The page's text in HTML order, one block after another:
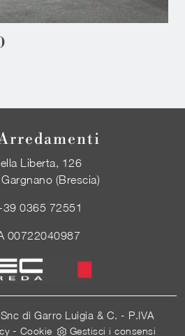
Liberta, 126
(Brescia)
0365 72551
00722040987
di Garro Luigia & C. - P.IVA
- Cookie Gestisci i consensi